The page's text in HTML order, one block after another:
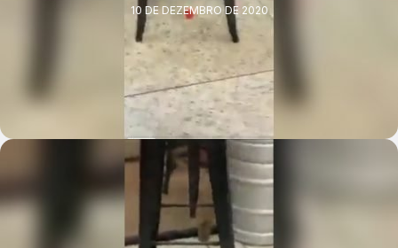
10 DE DEZEMBRO DE 2020